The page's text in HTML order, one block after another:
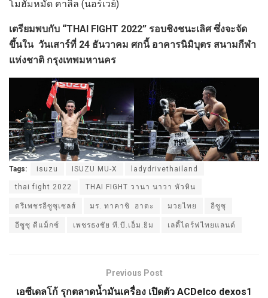
โมฮัมหมัด คาลิล (นอร์เวย์)
เตรียมพบกับ “THAI FIGHT 2022” รอบชิงชนะเลิศ ซึ่งจะจัด
ขึ้นใน วันเสาร์ที่ 24 ธันวาคม ศกนี้ อาคารนิมิบุตร สนามกีฬา
แห่งชาติ กรุงเทพมหานคร
Tags: isuzu ISUZU MU-X ladydrivethailand
thai fight 2022 THAI FIGHT วานา นาวา หัวหิน
ตรีเพชรอีซูซุเซลส์ มร. ทาคาชิ ฮาตะ มวยไทย อีซูซุ
อีซูซุ ดีแม็กซ์ เพชรธงชัย ที.บี.เอ็ม.ยิม เลดี้ไดร์ฟไทยแลนด์
Previous Post
เอซีเดลโก้ รุกตลาดน้ำมันเครื่อง เปิดตัว ACDelco dexos1